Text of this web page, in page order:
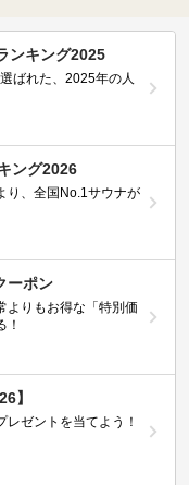
ンキング2025
ばれた、2025年の人
ング2026
り、全国No.1サウナが
ーポン
りもお得な「特別価
！
】
ゼントを当てよう！